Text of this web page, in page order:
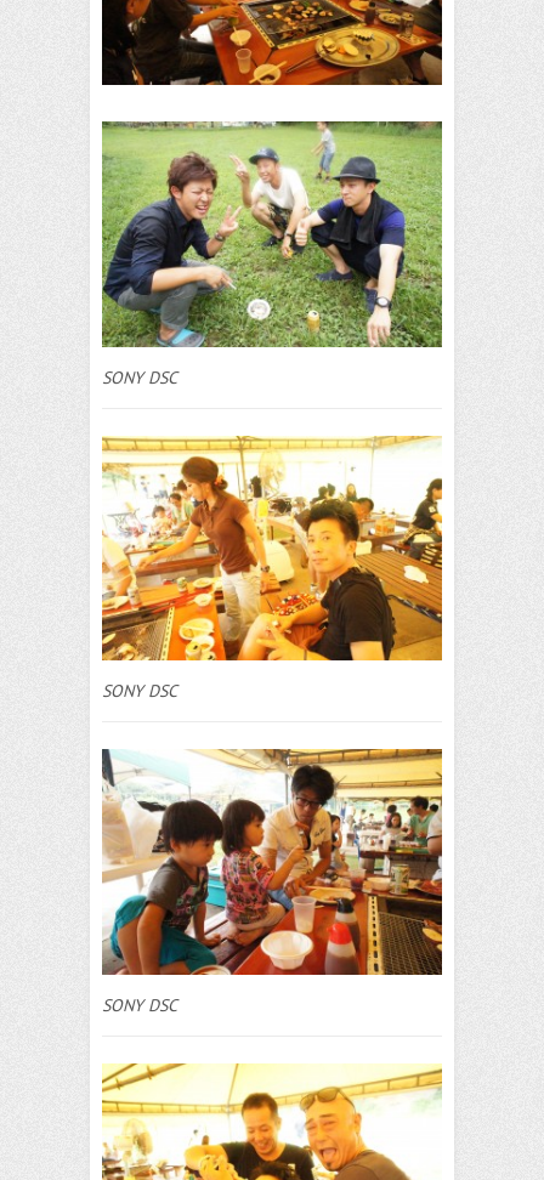
SONY DSC
SONY DSC
SONY DSC